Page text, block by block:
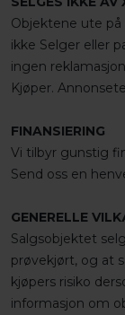
Objektene ute på
ikke Selger eller
ingen
Kjøper.
FINANSIERING
Vi tilbyr gunstig
Send oss en
GENERELLE
Salgsobjektet
prøvekjørt, og at
kjøpers risiko
informasjon om